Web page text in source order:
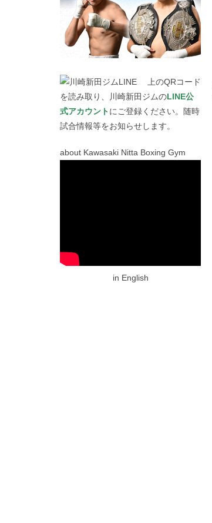
上のQRコード
を読み取り、川崎新田ジムのLINE公
式アカウントにご登録ください。随時
試合情報等をお知らせします。
about Kawasaki Nitta Boxing Gym
in English